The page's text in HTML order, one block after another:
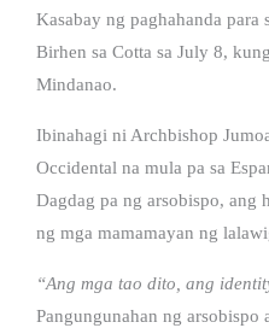
Kasabay ng paghahanda
Birhen sa Cotta sa July 8,
Mindanao.
Ibinahagi ni Archbishop
Occidental na mula pa sa
Dagdag pa ng arsobispo, ang
ng mga mamamayan ng
“Ang mga tao dito, ang
Pangungunahan ng